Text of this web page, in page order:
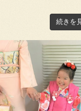
続きを